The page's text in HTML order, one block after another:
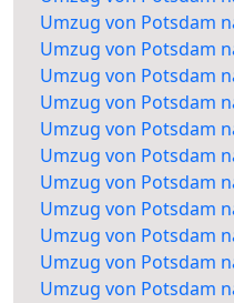
Umzug von Potsdam
Umzug von Potsdam
Umzug von Potsdam
Umzug von Potsdam
Umzug von Potsdam
Umzug von Potsdam
Umzug von Potsdam
Umzug von Potsdam
Umzug von Potsdam
Umzug von Potsdam
Umzug von Potsdam